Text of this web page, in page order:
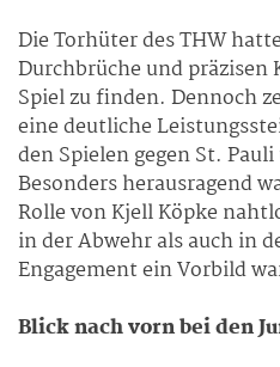
Die Torhüter des THW
Durchbrüche und präzisen
Spiel zu finden. Dennoch
eine deutliche
den Spielen gegen St.
Besonders herausragend
Rolle von Kjell Köpke
in der Abwehr als auch in
Engagement ein Vorbild
Blick nach vorn bei den